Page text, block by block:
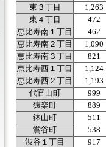
東３丁目
1,263
東４丁目
472
恵比寿南１丁目
462
恵比寿南２丁目
1,090
恵比寿南３丁目
821
恵比寿西１丁目
1,124
恵比寿西２丁目
1,193
代官山町
999
猿楽町
889
鉢山町
511
鴬谷町
538
渋谷１丁目
917